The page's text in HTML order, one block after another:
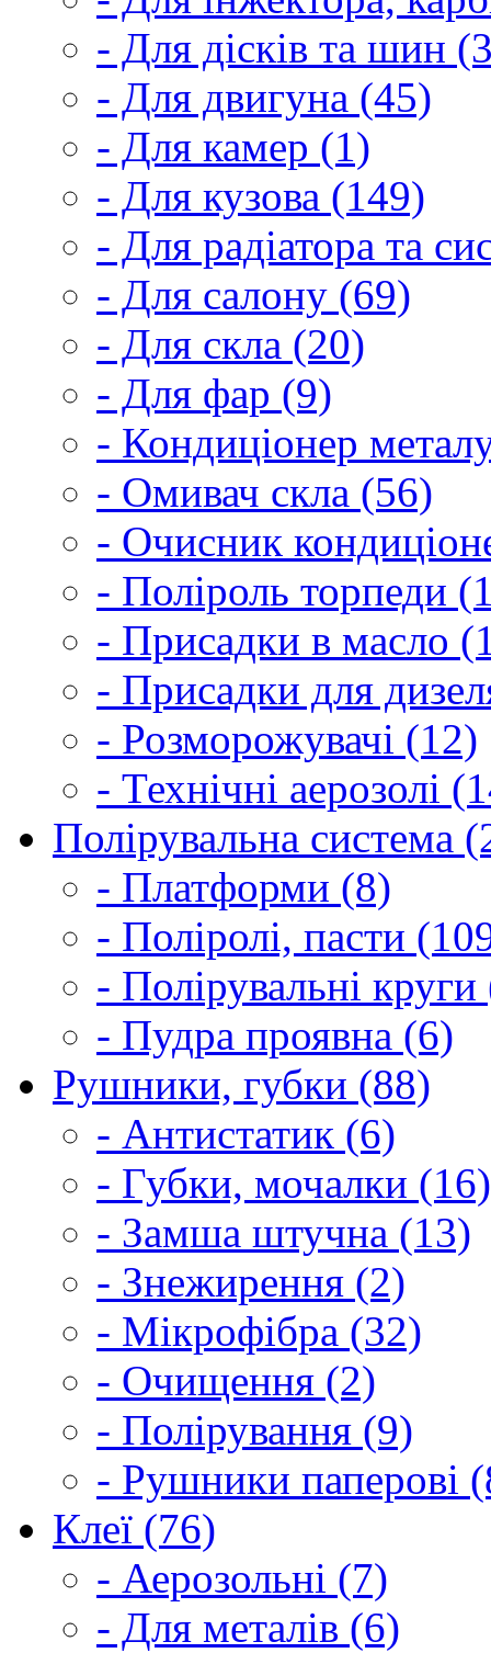
- Для дісків та шин
- Для двигуна (45)
- Для камер (1)
- Для кузова (149)
- Для радіатора та
- Для салону (69)
- Для скла (20)
- Для фар (9)
- Кондиціонер
- Омивач скла (56)
- Очисник
- Поліроль торпеди
- Присадки в масло
- Присадки для
- Розморожувачі (12)
- Технічні аерозолі
Полірувальна система
- Платформи (8)
- Поліролі, пасти
- Полірувальні
- Пудра проявна (6)
Рушники, губки (88)
- Антистатик (6)
- Губки, мочалки (16)
- Замша штучна (13)
- Знежирення (2)
- Мікрофібра (32)
- Очищення (2)
- Полірування (9)
- Рушники паперові
Клеї (76)
- Аерозольні (7)
- Для металів (6)